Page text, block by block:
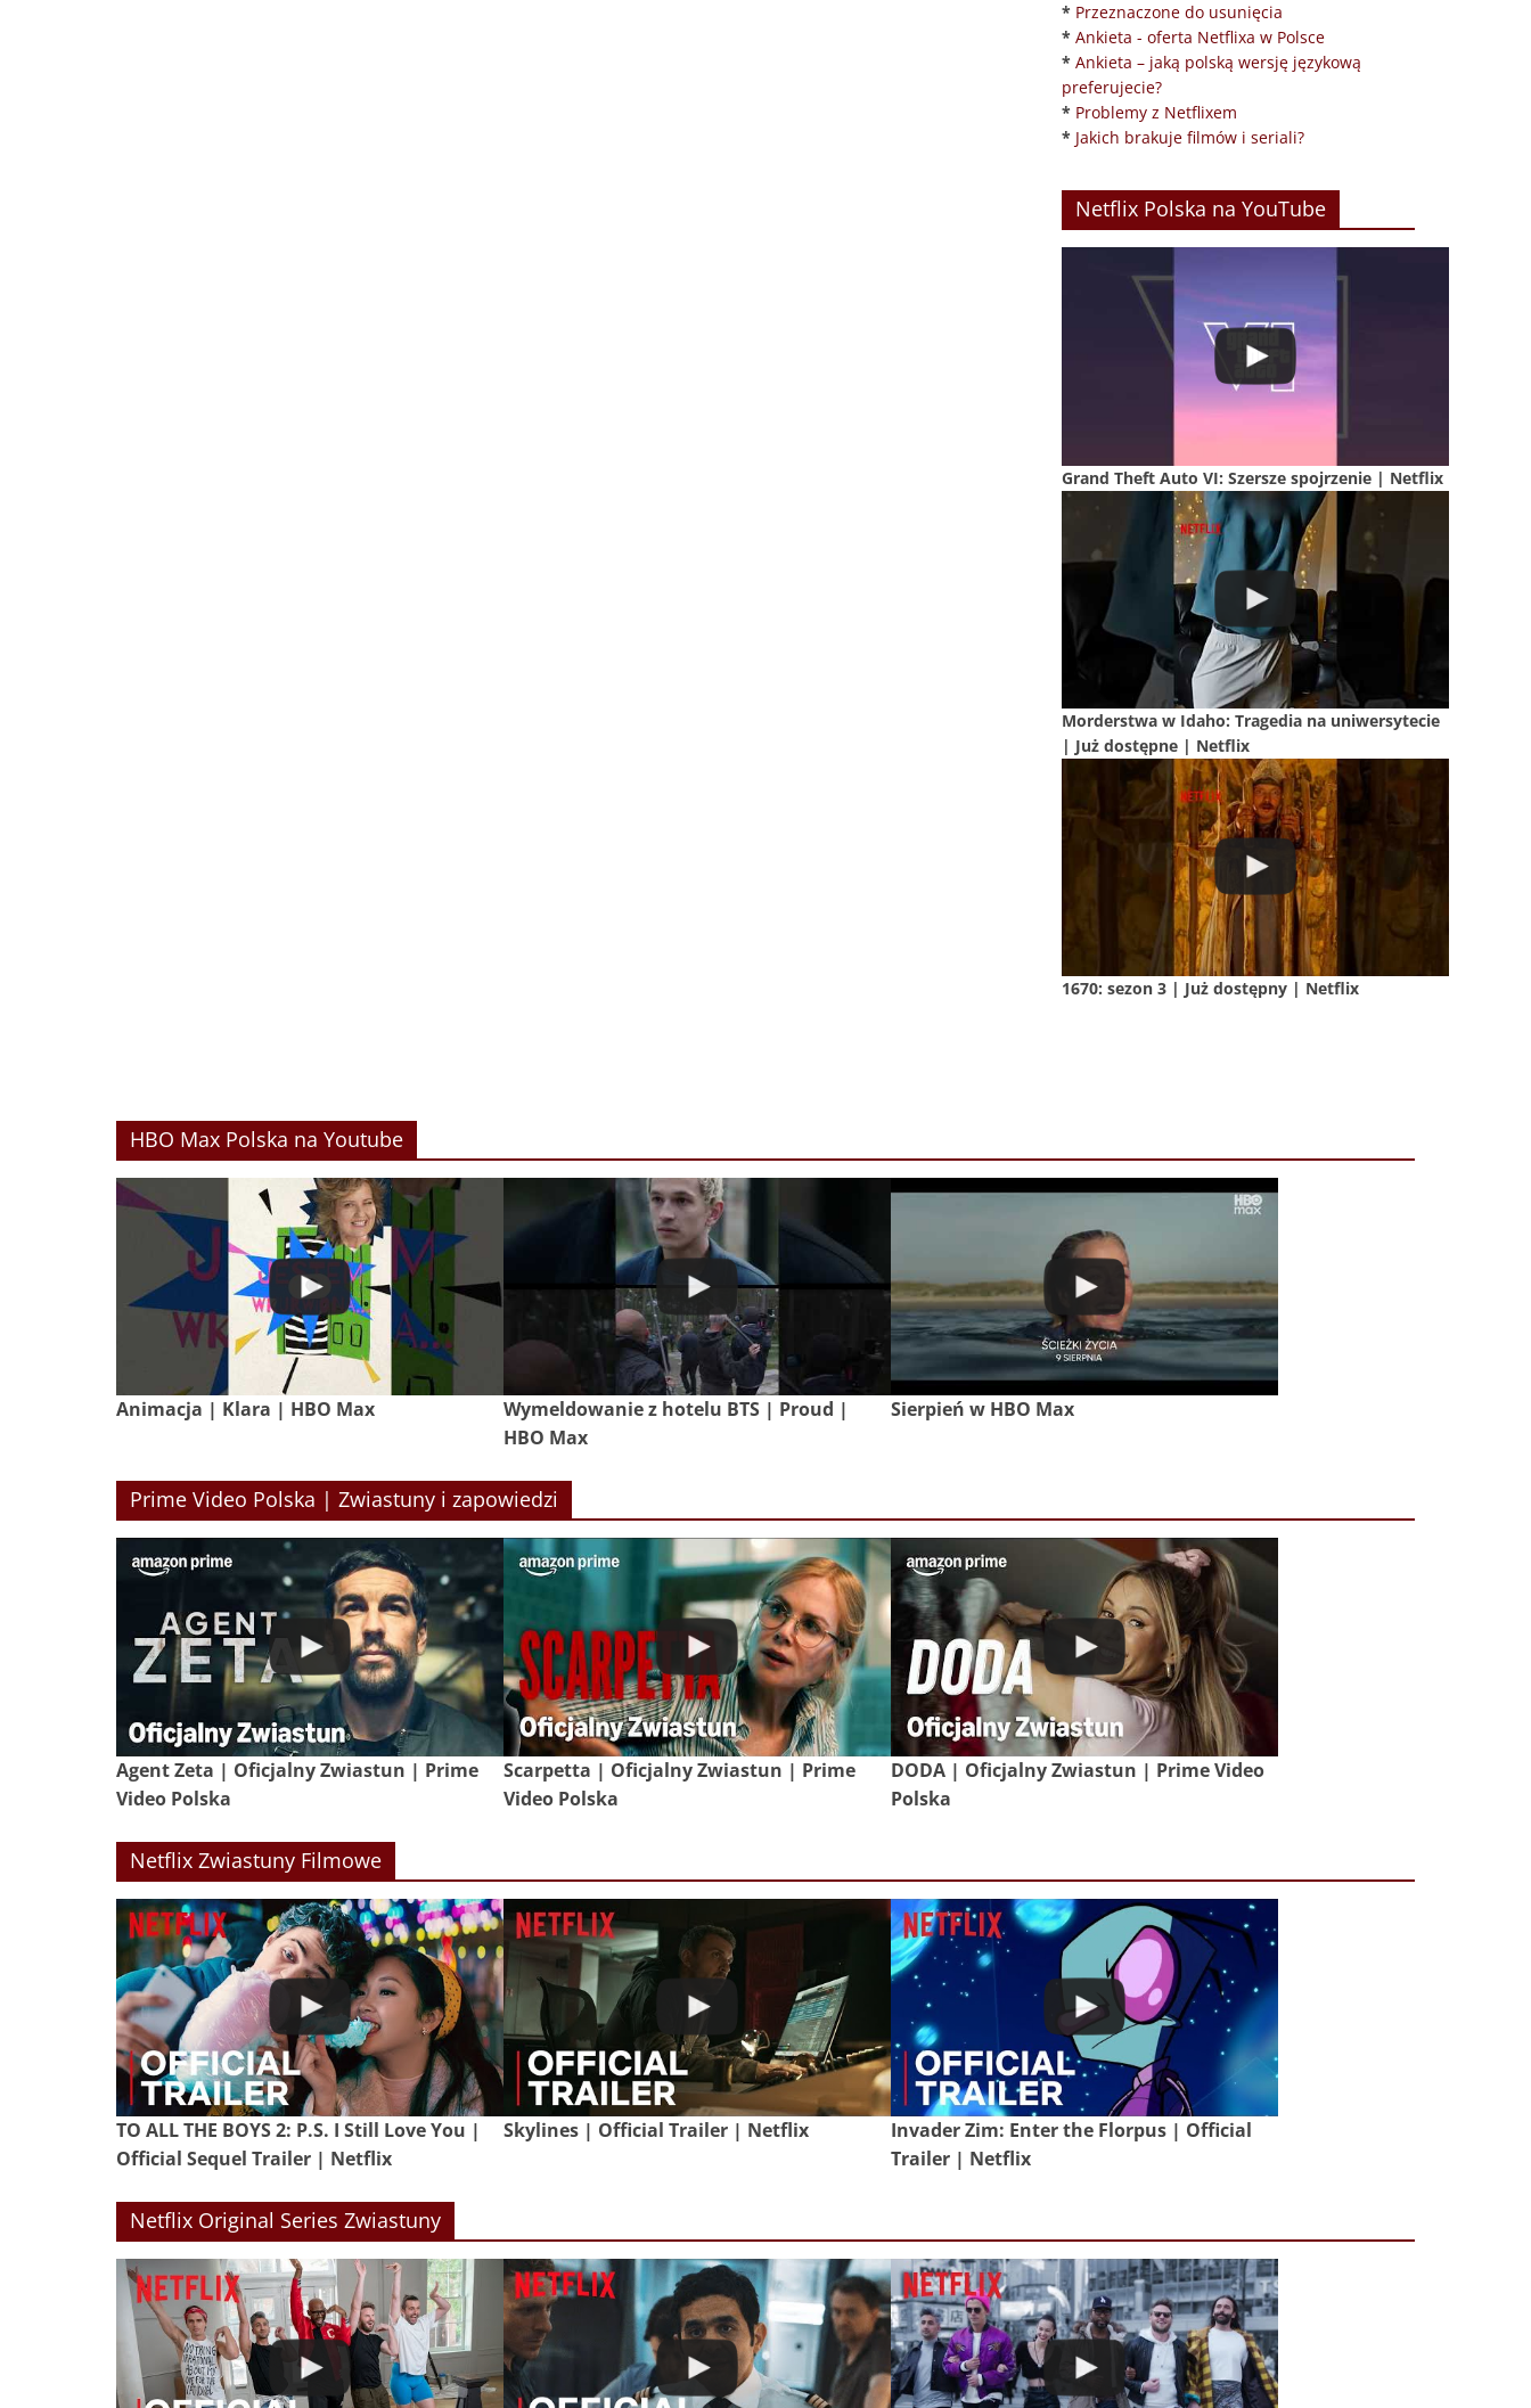
* Przeznaczone do usunięcia
* Ankieta - oferta Netflixa w Polsce
* Ankieta – jaką polską wersję językową
preferujecie?
* Problemy z Netflixem
* Jakich brakuje filmów i seriali?
Netflix Polska na YouTube
Grand Theft Auto VI: Szersze spojrzenie | Netflix
Morderstwa w Idaho: Tragedia na uniwersytecie
| Już dostępne | Netflix
1670: sezon 3 | Już dostępny | Netflix
HBO Max Polska na Youtube
Animacja | Klara | HBO Max
Wymeldowanie z hotelu BTS | Proud |
HBO Max
Sierpień w HBO Max
Prime Video Polska | Zwiastuny i zapowiedzi
Agent Zeta | Oficjalny Zwiastun | Prime
Video Polska
Scarpetta | Oficjalny Zwiastun | Prime
Video Polska
DODA | Oficjalny Zwiastun | Prime Video
Polska
Netflix Zwiastuny Filmowe
TO ALL THE BOYS 2: P.S. I Still Love You |
Official Sequel Trailer | Netflix
Skylines | Official Trailer | Netflix
Invader Zim: Enter the Florpus | Official
Trailer | Netflix
Netflix Original Series Zwiastuny